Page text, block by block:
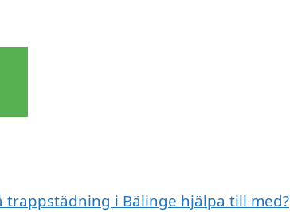
trappstädning i Bälinge hjälpa till med?